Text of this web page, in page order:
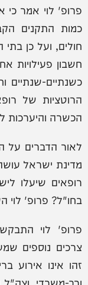
פרופ' לוי אמר
כמות התקנים
חולים, ועל כן
חשבון פעילויות
כשנתיים-שנתיים
הרוטציות של
הכשרה והיערכות
לאור הדברים
מדינת ישראל
רופאים שיעלו
בחו"ל? פרופ' לוי
פרופ' לוי
צרכים נוספים
זהו אינו אירוע